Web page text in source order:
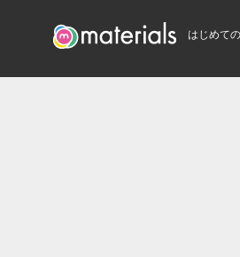
はじめて